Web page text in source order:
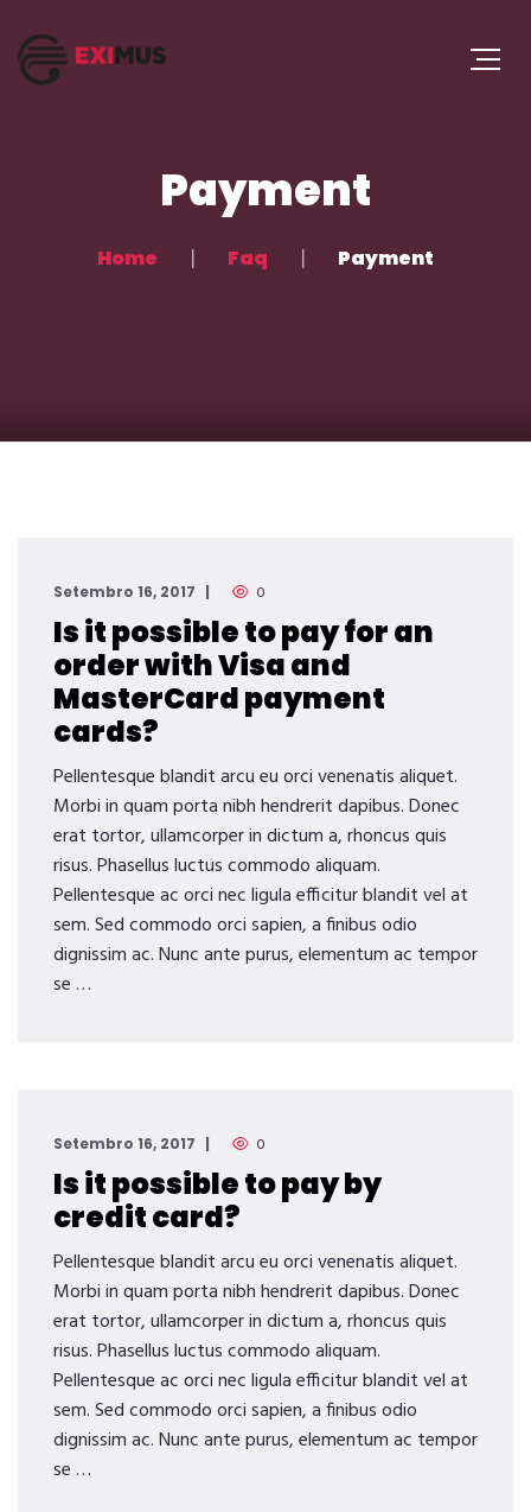
Payment
Home Faq Payment
Setembro 16, 2017 0
Is it possible to pay for an
order with Visa and
MasterCard payment
cards?
Pellentesque blandit arcu eu orci venenatis aliquet.
Morbi in quam porta nibh hendrerit dapibus. Donec
erat tortor, ullamcorper in dictum a, rhoncus quis
risus. Phasellus luctus commodo aliquam.
Pellentesque ac orci nec ligula efficitur blandit vel at
sem. Sed commodo orci sapien, a finibus odio
dignissim ac. Nunc ante purus, elementum ac tempor
se …
Setembro 16, 2017 0
Is it possible to pay by
credit card?
Pellentesque blandit arcu eu orci venenatis aliquet.
Morbi in quam porta nibh hendrerit dapibus. Donec
erat tortor, ullamcorper in dictum a, rhoncus quis
risus. Phasellus luctus commodo aliquam.
Pellentesque ac orci nec ligula efficitur blandit vel at
sem. Sed commodo orci sapien, a finibus odio
dignissim ac. Nunc ante purus, elementum ac tempor
se …